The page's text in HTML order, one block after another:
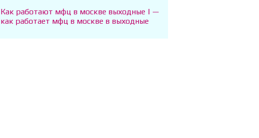
Как работают мфц в москве выходные | —
как работает мфц в москве в выходные